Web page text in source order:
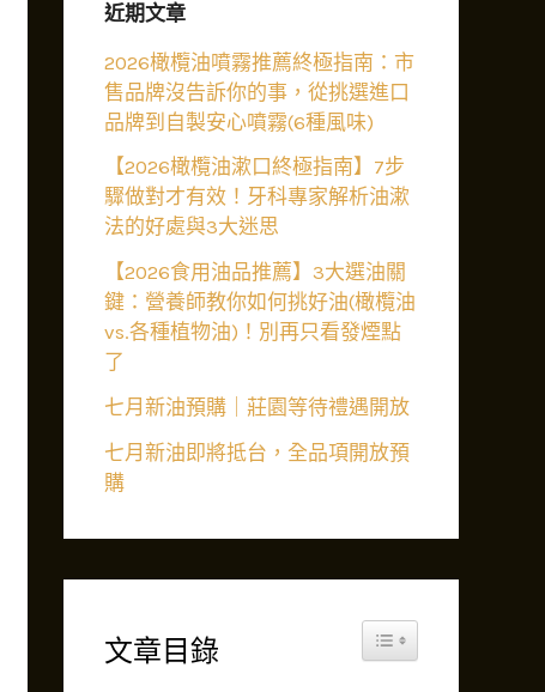
近期文章
2026橄欖油噴霧推薦終極指南：市
售品牌沒告訴你的事，從挑選進口
品牌到自製安心噴霧(6種風味)
【2026橄欖油漱口終極指南】7步
驟做對才有效！牙科專家解析油漱
法的好處與3大迷思
【2026食用油品推薦】3大選油關
鍵：營養師教你如何挑好油(橄欖油
vs.各種植物油)！別再只看發煙點
了
七月新油預購｜莊園等待禮遇開放
七月新油即將抵台，全品項開放預
購
文章目錄
Toggle Table of Content